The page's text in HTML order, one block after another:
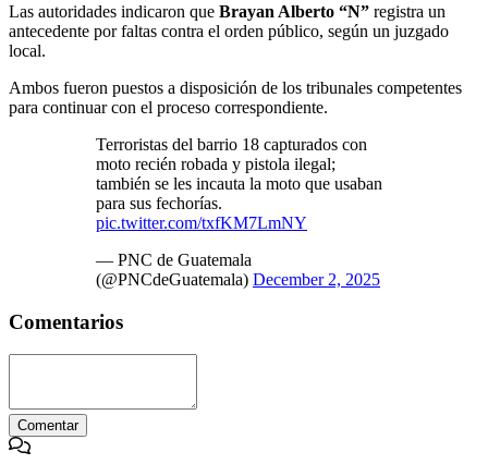
Las autoridades indicaron que Brayan Alberto “N” registra un
antecedente por faltas contra el orden público, según un juzgado
local.
Ambos fueron puestos a disposición de los tribunales competentes
para continuar con el proceso correspondiente.
Terroristas del barrio 18 capturados con
moto recién robada y pistola ilegal;
también se les incauta la moto que usaban
para sus fechorías.
pic.twitter.com/txfKM7LmNY
— PNC de Guatemala
(@PNCdeGuatemala) December 2, 2025
Comentarios
Comentar